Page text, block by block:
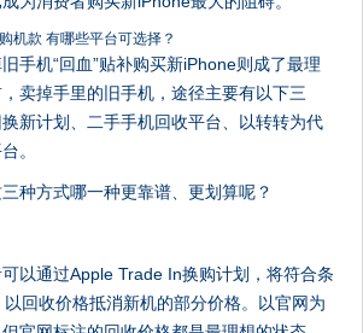
机款 有哪些平台可选择？
手机“回血”贴补购买新iPhone则成了最理
卖掉手里的旧手机，途径主要有以下三
新计划、二手手机回收平台、以转转为代
。
种方式哪一种更靠谱、更划算呢？
以通过Apple Trade In换购计划，将符合条
回收价格抵消新机的部分价格。以官网为